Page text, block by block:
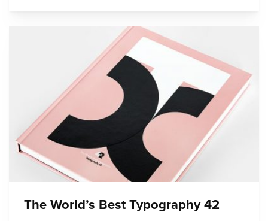
The World’s Best Typography 42